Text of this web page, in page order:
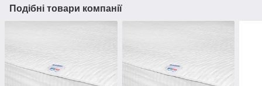
Подібні товари компанії